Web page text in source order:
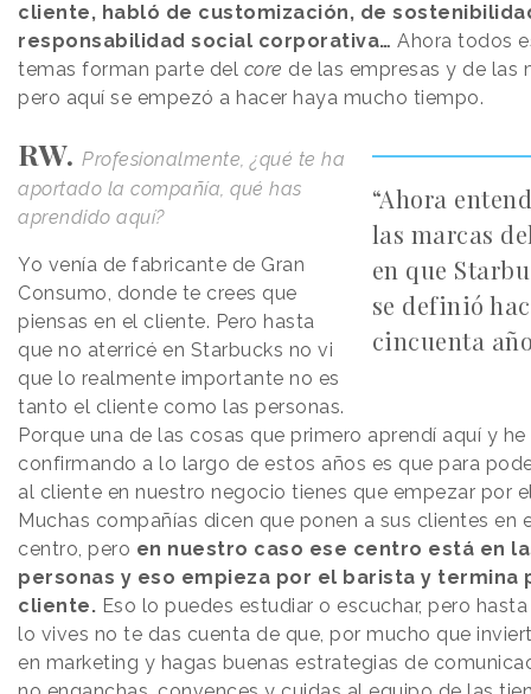
cliente, habló de customización, de
responsabilidad social corporativa… Ahora todos
temas forman parte del core de las empresas y de las
pero aquí se empezó a hacer haya mucho tiempo.
“Ahora
las marcas
en que
se definió
cincuenta
RW. Profesionalmente, ¿qué te ha
aportado la compañía, qué has
aprendido aquí?
Yo venía de fabricante de Gran
Consumo, donde te crees que
piensas en el cliente. Pero hasta
que no aterricé en Starbucks no vi
que lo realmente importante no es
tanto el cliente como las personas.
Porque una de las cosas que primero aprendí aquí y he
confirmando a lo largo de estos años es que para
al cliente en nuestro negocio tienes que empezar por
Muchas compañías dicen que ponen a sus clientes en
centro, pero en nuestro caso ese centro está en
personas y eso empieza por el barista y termina
cliente. Eso lo puedes estudiar o escuchar, pero
lo vives no te das cuenta de que, por mucho que
en marketing y hagas buenas estrategias de